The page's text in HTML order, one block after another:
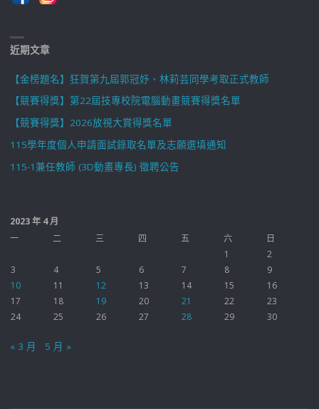
創
簡
報
近期文章
【金榜題名】狂賀第九屆郭冠妤、林莉芸同學考取正式教師
【競賽得獎】第22屆技專校院電腦動畫競賽得獎名單
【競賽得獎】2026放視大賞得獎名單
115學年度個人申請面試錄取名單及志願選填通知
115-1兼任教師 (3D動畫專長) 徵聘公告
2023 年 4 月
一
二 三 四 五 六
日
1
2
3
4 5 6 7 8
9
10
11 12 13 14 15
16
17
18 19 20 21 22
23
24
25 26 27 28 29 30
« 3 月 5 月 »